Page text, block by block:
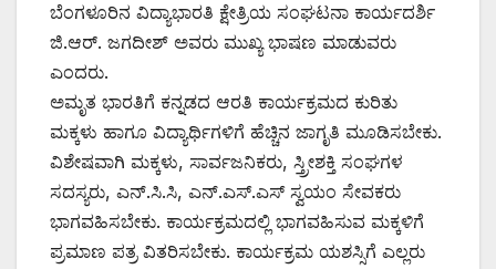
ಬೆಂಗಳೂರಿನ ವಿದ್ಯಾಭಾರತಿ ಕ್ಷೇತ್ರಿಯ ಸಂಘಟನಾ ಕಾರ್ಯದರ್ಶಿ
ಜಿ.ಆರ್. ಜಗದೀಶ್ ಅವರು ಮುಖ್ಯ ಭಾಷಣ ಮಾಡುವರು
ಎಂದರು.
ಅಮೃತ ಭಾರತಿಗೆ ಕನ್ನಡದ ಆರತಿ ಕಾರ್ಯಕ್ರಮದ ಕುರಿತು
ಮಕ್ಕಳು ಹಾಗೂ ವಿದ್ಯಾರ್ಥಿಗಳಿಗೆ ಹೆಚ್ಚಿನ ಜಾಗೃತಿ ಮೂಡಿಸಬೇಕು.
ವಿಶೇಷವಾಗಿ ಮಕ್ಕಳು, ಸಾರ್ವಜನಿಕರು, ಸ್ತ್ರೀಶಕ್ತಿ ಸಂಘಗಳ
ಸದಸ್ಯರು, ಎನ್.ಸಿ.ಸಿ, ಎನ್.ಎಸ್.ಎಸ್ ಸ್ವಯಂ ಸೇವಕರು
ಭಾಗವಹಿಸಬೇಕು. ಕಾರ್ಯಕ್ರಮದಲ್ಲಿ ಭಾಗವಹಿಸುವ ಮಕ್ಕಳಿಗೆ
ಪ್ರಮಾಣ ಪತ್ರ ವಿತರಿಸಬೇಕು. ಕಾರ್ಯಕ್ರಮ ಯಶಸ್ಸಿಗೆ ಎಲ್ಲರು